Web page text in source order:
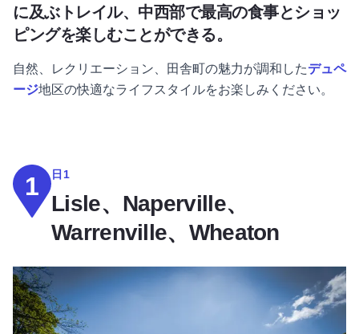
に及ぶトレイル、中西部で最高の食事とショッ
ピングを楽しむことができる。
自然、レクリエーション、田舎町の魅力が調和したデュペ
ージ地区の快適なライフスタイルをお楽しみください。
1 日1
Lisle、Naperville、
Warrenville、Wheaton